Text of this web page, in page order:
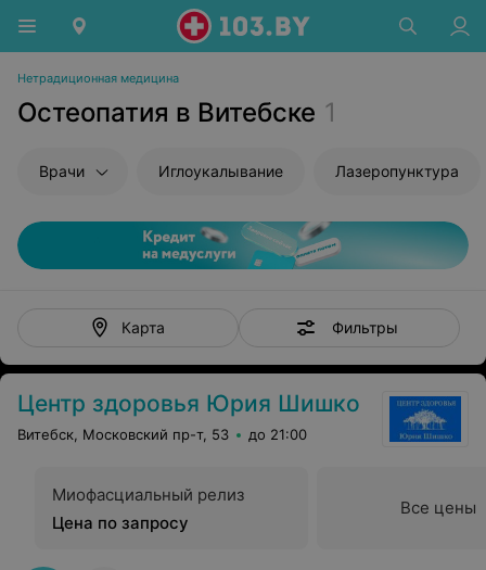
Нетрадиционная медицина
Остеопатия в Витебске 1
Врачи Иглоукалывание Лазеропунктура
Карта Фильтры
Центр здоровья Юрия Шишко
Витебск, Московский пр-т, 53 до 21:00
Миофасциальный релиз
Цена по запросу
Все цены